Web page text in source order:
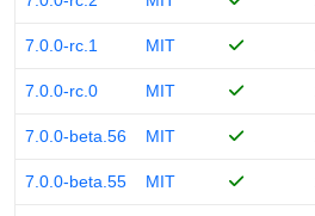
7.0.0-rc.1 MIT
7.0.0-rc.0 MIT
7.0.0-beta.56 MIT
7.0.0-beta.55 MIT